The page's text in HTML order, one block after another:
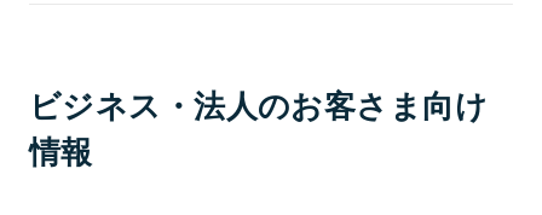
ビジネス・法人のお客さま向け
情報